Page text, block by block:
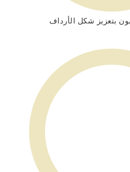
بتعزيز شكل الأرداف